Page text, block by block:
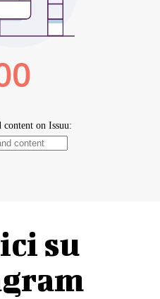
su